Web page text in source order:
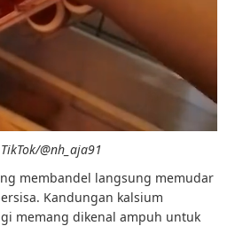
@nh_aja91
membandel langsung memudar
Kandungan kalsium
memang dikenal ampuh untuk